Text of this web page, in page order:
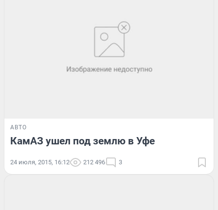
АВТО
КамАЗ ушел под землю в Уфе
24 июля, 2015, 16:12 212 496 3